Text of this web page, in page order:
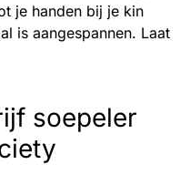
je handen bij je kin
is aangespannen. Laat
soepeler